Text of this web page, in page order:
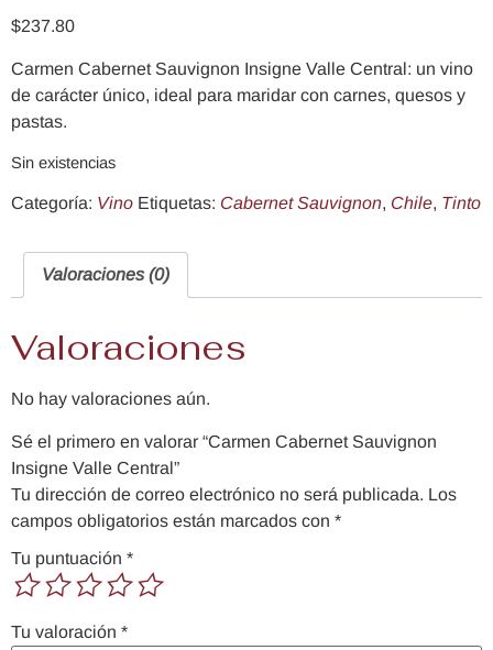
$237.80
Carmen Cabernet Sauvignon Insigne Valle Central: un vino
de carácter único, ideal para maridar con carnes, quesos y
pastas.
Sin existencias
Categoría: Vino Etiquetas: Cabernet Sauvignon, Chile, Tinto
Valoraciones (0)
Valoraciones
No hay valoraciones aún.
Sé el primero en valorar “Carmen Cabernet Sauvignon
Insigne Valle Central”
Tu dirección de correo electrónico no será publicada. Los
campos obligatorios están marcados con *
Tu puntuación *
Tu valoración *